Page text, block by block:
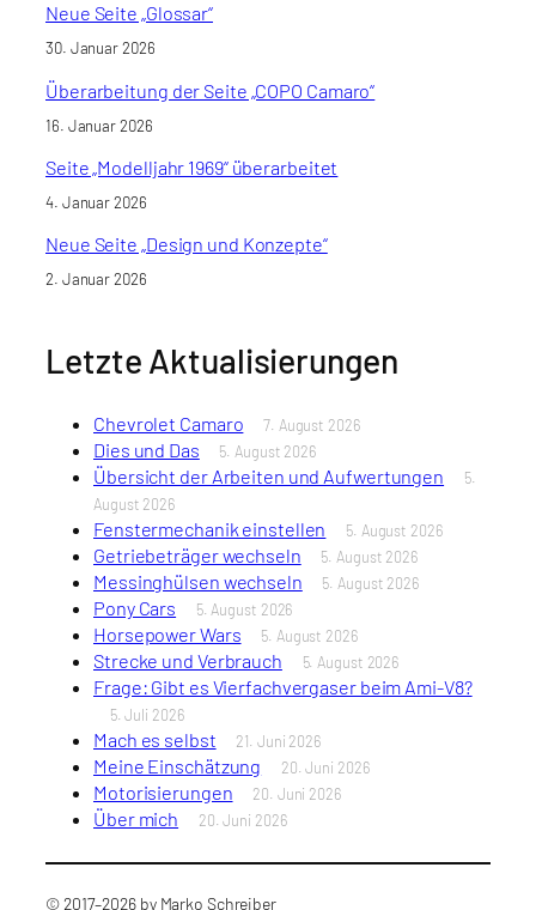
Neue Seite „Glossar“
30. Januar 2026
Überarbeitung der Seite „COPO Camaro“
16. Januar 2026
Seite „Modelljahr 1969“ überarbeitet
4. Januar 2026
Neue Seite „Design und Konzepte“
2. Januar 2026
Letzte Aktualisierungen
Chevrolet Camaro 7. August 2026
Dies und Das 5. August 2026
Übersicht der Arbeiten und Aufwertungen
5.
August 2026
Fenstermechanik einstellen 5. August 2026
Getriebeträger wechseln 5. August 2026
Messinghülsen wechseln 5. August 2026
Pony Cars 5. August 2026
Horsepower Wars 5. August 2026
Strecke und Verbrauch 5. August 2026
Frage: Gibt es Vierfachvergaser beim Ami-V8?
5. Juli 2026
Mach es selbst 21. Juni 2026
Meine Einschätzung 20. Juni 2026
Motorisierungen 20. Juni 2026
Über mich 20. Juni 2026
© 2017–2026 by Marko Schreiber